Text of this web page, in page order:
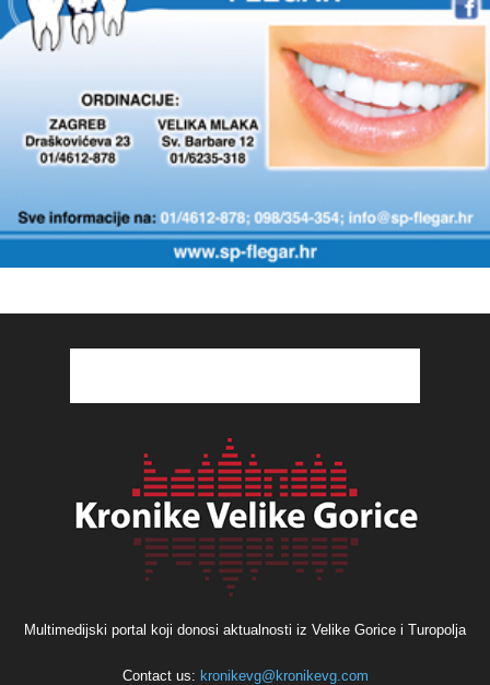
Multimedijski portal koji donosi aktualnosti iz Velike Gorice i Turopolja
Contact us: kronikevg@kronikevg.com